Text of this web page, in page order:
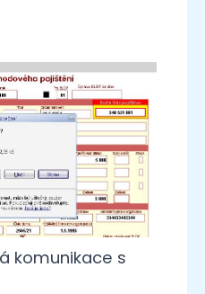
komunikace s